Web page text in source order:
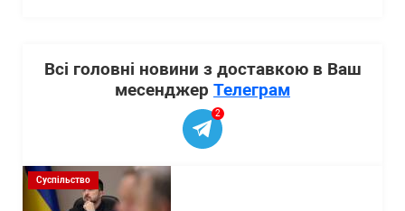
Всі головні новини з доставкою в Ваш
месенджер Телеграм
2
Суспільство